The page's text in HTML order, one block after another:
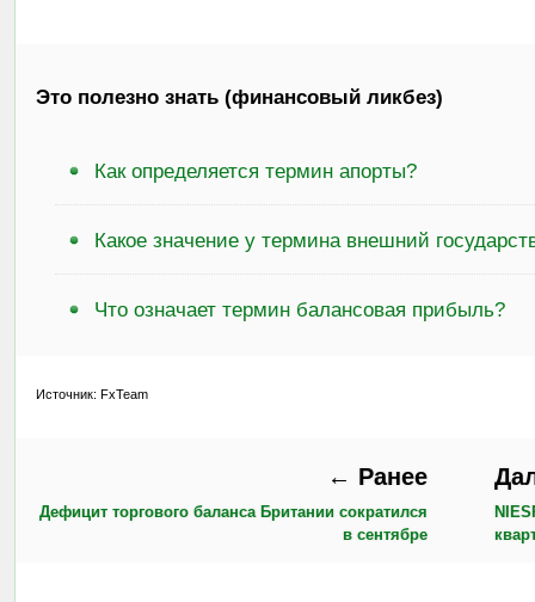
Это полезно знать (финансовый ликбез)
Как определяется термин апорты?
Какое значение у термина внешний
Что означает термин балансовая прибыль?
Источник: FxTeam
← Ранее
Дефицит торгового баланса Британии сократился
в сентябре